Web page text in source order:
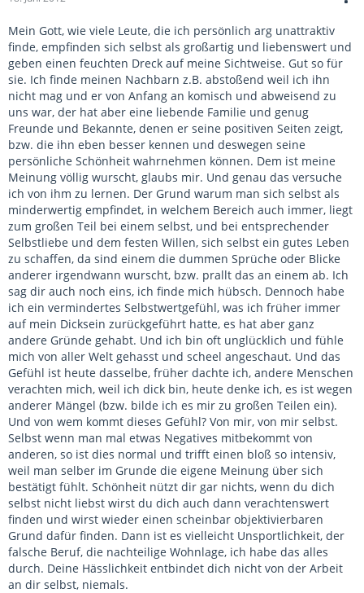
Mein Gott, wie viele Leute, die ich persönlich arg unattraktiv
finde, empfinden sich selbst als großartig und liebenswert und
geben einen feuchten Dreck auf meine Sichtweise. Gut so für
sie. Ich finde meinen Nachbarn z.B. abstoßend weil ich ihn
nicht mag und er von Anfang an komisch und abweisend zu
uns war, der hat aber eine liebende Familie und genug
Freunde und Bekannte, denen er seine positiven Seiten zeigt,
bzw. die ihn eben besser kennen und deswegen seine
persönliche Schönheit wahrnehmen können. Dem ist meine
Meinung völlig wurscht, glaubs mir. Und genau das versuche
ich von ihm zu lernen. Der Grund warum man sich selbst als
minderwertig empfindet, in welchem Bereich auch immer, liegt
zum großen Teil bei einem selbst, und bei entsprechender
Selbstliebe und dem festen Willen, sich selbst ein gutes Leben
zu schaffen, da sind einem die dummen Sprüche oder Blicke
anderer irgendwann wurscht, bzw. prallt das an einem ab. Ich
sag dir auch noch eins, ich finde mich hübsch. Dennoch habe
ich ein vermindertes Selbstwertgefühl, was ich früher immer
auf mein Dicksein zurückgeführt hatte, es hat aber ganz
andere Gründe gehabt. Und ich bin oft unglücklich und fühle
mich von aller Welt gehasst und scheel angeschaut. Und das
Gefühl ist heute dasselbe, früher dachte ich, andere Menschen
verachten mich, weil ich dick bin, heute denke ich, es ist wegen
anderer Mängel (bzw. bilde ich es mir zu großen Teilen ein).
Und von wem kommt dieses Gefühl? Von mir, von mir selbst.
Selbst wenn man mal etwas Negatives mitbekommt von
anderen, so ist dies normal und trifft einen bloß so intensiv,
weil man selber im Grunde die eigene Meinung über sich
bestätigt fühlt. Schönheit nützt dir gar nichts, wenn du dich
selbst nicht liebst wirst du dich auch dann verachtenswert
finden und wirst wieder einen scheinbar objektivierbaren
Grund dafür finden. Dann ist es vielleicht Unsportlichkeit, der
falsche Beruf, die nachteilige Wohnlage, ich habe das alles
durch. Deine Hässlichkeit entbindet dich nicht von der Arbeit
an dir selbst, niemals.